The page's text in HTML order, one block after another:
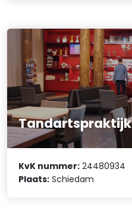
Tandartspraktijk
KvK nummer: 24480934
Plaats: Schiedam